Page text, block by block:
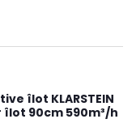
îlot KLARSTEIN
90cm 590m³/h